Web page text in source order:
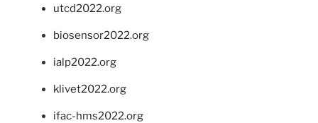
utcd2022.org
biosensor2022.org
ialp2022.org
klivet2022.org
ifac-hms2022.org